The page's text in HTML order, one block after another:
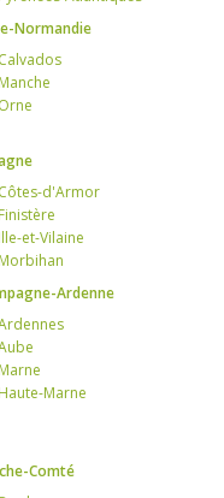
Normandie
d'Armor
et-Vilaine
Ardenne
Marne
Comté